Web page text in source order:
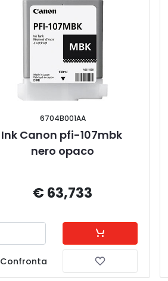
6704B001AA
Ink Canon pfi-107mbk
nero opaco
€ 63,733
Confronta